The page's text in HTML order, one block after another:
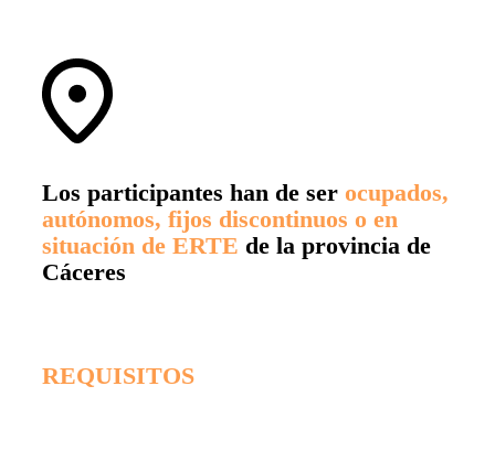
Los participantes han de ser ocupados,
autónomos, fijos discontinuos o en
situación de ERTE de la provincia de
Cáceres
REQUISITOS